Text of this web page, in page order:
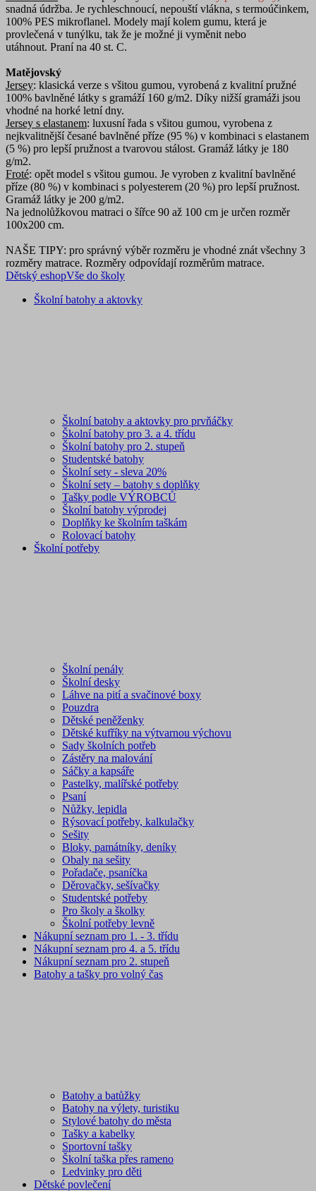
snadná údržba. Je rychleschnoucí, nepouští vlákna, s termoúčinkem,
100% PES mikroflanel. Modely mají kolem gumu, která je
provlečená v tunýlku, tak že je možné ji vyměnit nebo
utáhnout. Praní na 40 st. C.
Matějovský
Jersey: klasická verze s všitou gumou, vyrobená z kvalitní pružné
100% bavlněné látky s gramáží 160 g/m2. Díky nižší gramáži jsou
vhodné na horké letní dny.
Jersey s elastanem: luxusní řada s všitou gumou, vyrobena z
nejkvalitnější česané bavlněné příze (95 %) v kombinaci s elastanem
(5 %) pro lepší pružnost a tvarovou stálost. Gramáž látky je 180
g/m2.
Froté: opět model s všitou gumou. Je vyroben z kvalitní bavlněné
příze (80 %) v kombinaci s polyesterem (20 %) pro lepší pružnost.
Gramáž látky je 200 g/m2.
Na jednolůžkovou matraci o šířce 90 až 100 cm je určen rozměr
100x200 cm.
NAŠE TIPY: pro správný výběr rozměru je vhodné znát všechny 3
rozměry matrace. Rozměry odpovídají rozměrům matrace.
Dětský eshopVše do školy
Školní batohy a aktovky
Školní batohy a aktovky pro prvňáčky
Školní batohy pro 3. a 4. třídu
Školní batohy pro 2. stupeň
Studentské batohy
Školní sety - sleva 20%
Školní sety – batohy s doplňky
Tašky podle VÝROBCŮ
Školní batohy výprodej
Doplňky ke školním taškám
Rolovací batohy
Školní potřeby
Školní penály
Školní desky
Láhve na pití a svačinové boxy
Pouzdra
Dětské peněženky
Dětské kufříky na výtvarnou výchovu
Sady školních potřeb
Zástěry na malování
Sáčky a kapsáře
Pastelky, malířské potřeby
Psaní
Nůžky, lepidla
Rýsovací potřeby, kalkulačky
Sešity
Bloky, památníky, deníky
Obaly na sešity
Pořadače, psaníčka
Děrovačky, sešívačky
Studentské potřeby
Pro školy a školky
Školní potřeby levně
Nákupní seznam pro 1. - 3. třídu
Nákupní seznam pro 4. a 5. třídu
Nákupní seznam pro 2. stupeň
Batohy a tašky pro volný čas
Batohy a batůžky
Batohy na výlety, turistiku
Stylové batohy do města
Tašky a kabelky
Sportovní tašky
Školní taška přes rameno
Ledvinky pro děti
Dětské povlečení